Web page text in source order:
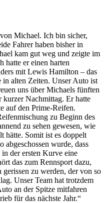
Michael. Ich bin sicher,
Fahrer haben bisher in
kam gut weg und zeigte im
hatte er einen harten
mit Lewis Hamilton – das
alten Zeiten. Unser Auto ist
uns über Michaels fünften
kurzer Nachmittag. Er hatte
auf den Prime-Reifen.
zu Beginn des
zu sehen gewesen, wie
hätte. Somit ist es doppelt
abgeschossen wurde, dass
der ersten Kurve eine
das zum Rennsport dazu,
gerissen zu werden, der von so
Unser Team hat trotzdem
an der Spitze mitfahren
für das nächste Jahr.“